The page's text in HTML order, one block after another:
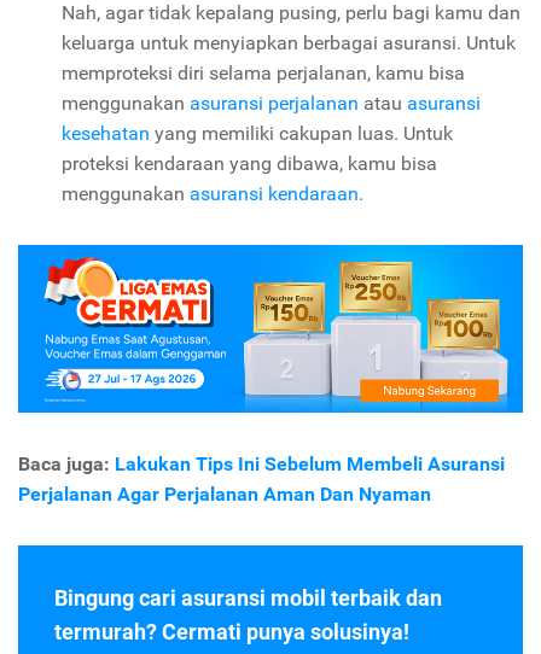
Nah, agar tidak kepalang pusing, perlu bagi kamu dan
keluarga untuk menyiapkan berbagai asuransi. Untuk
memproteksi diri selama perjalanan, kamu bisa
menggunakan asuransi perjalanan atau asuransi
kesehatan yang memiliki cakupan luas. Untuk
proteksi kendaraan yang dibawa, kamu bisa
menggunakan asuransi kendaraan.
Baca juga: Lakukan Tips Ini Sebelum Membeli Asuransi
Perjalanan Agar Perjalanan Aman Dan Nyaman
Bingung cari asuransi mobil terbaik dan
termurah? Cermati punya solusinya!